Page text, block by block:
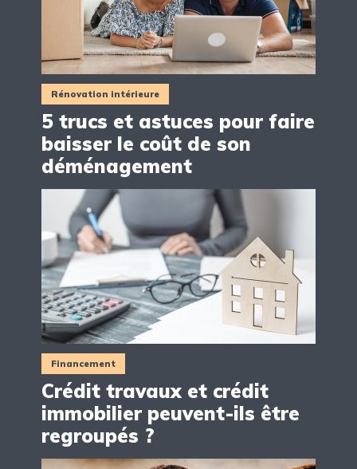
Rénovation intérieure
5 trucs et astuces pour faire
baisser le coût de son
déménagement
Financement
Crédit travaux et crédit
immobilier peuvent-ils être
regroupés ?